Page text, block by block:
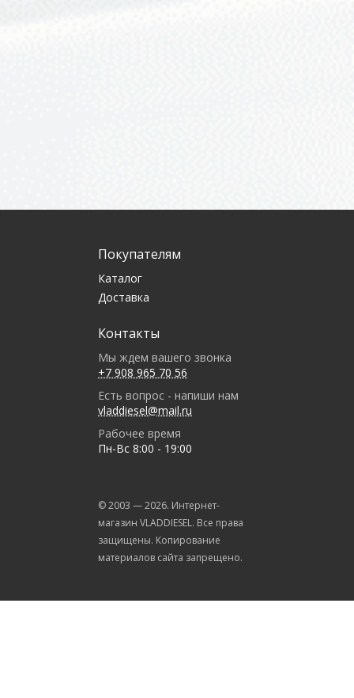
Покупателям
Каталог
Доставка
Контакты
Мы ждем вашего звонка
+7 908 965 70 56
Есть вопрос - напиши нам
vladdiesel@mail.ru
Рабочее время
Пн-Вс 8:00 - 19:00
© 2003 —2026. Интернет-
магазин VLADDIESEL. Все права
защищены. Копирование
материалов сайта запрещено.